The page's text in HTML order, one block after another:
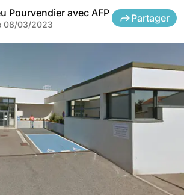
Pourvendier avec AFP
08/03/2023
Partager